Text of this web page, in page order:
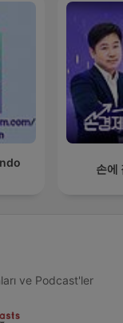
손에
ve Podcast'ler